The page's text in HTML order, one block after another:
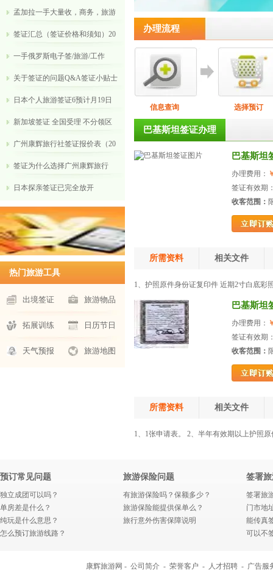
孟加拉一手大量收，商务，旅游
签证汇总（签证价格和须知）20
​一手俄罗斯电子签/旅游/工作
关于签证的问题Q&A签证小贴士
日本个人旅游签证6预计月19日
新加坡签证 全国受理 不分领区
广州康辉旅行社签证报价表（20
​签证为什么选择广州康辉旅行
​日本探亲签证已完全放开
热门旅游工具
出境签证 旅游物品
拓展训练 日历节日
天气预报 旅游地图
办理流程
信息查询 选择预订
巴基斯坦签证办理
巴基斯坦
办理费用：
签证有效期
收客范围：
所需资料 相关文件
1、护照原件身份证复印件 近期2寸白底彩
巴基斯坦
办理费用：
签证有效期
收客范围：
所需资料 相关文件
1、1张申请表。 2、半年有效期以上护照
预订常见问题
独立成团可以吗？
单房差是什么？
纯玩是什么意思？
怎么预订旅游线路？
旅游保险问题
有旅游保险吗？保额多少？
旅游保险能提供保单么？
旅行意外伤害保障说明
签署
签署旅
门市地
能传真
可以不
康辉旅游网 - 公司简介 - 荣誉客户 - 人才招聘 - 广告服